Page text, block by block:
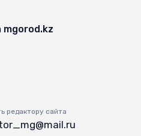
mgorod.kz
редактору сайта